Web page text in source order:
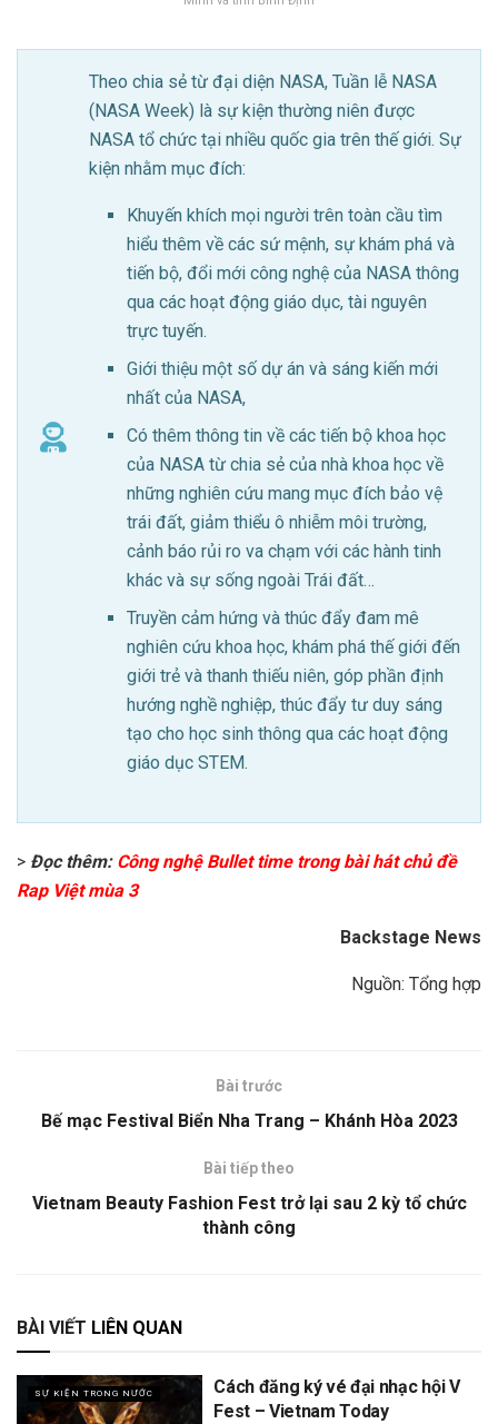
Theo chia sẻ từ đại diện NASA, Tuần lễ NASA
(NASA Week) là sự kiện thường niên được
NASA tổ chức tại nhiều quốc gia trên thế giới. Sự
kiện nhằm mục đích:
Khuyến khích mọi người trên toàn cầu tìm
hiểu thêm về các sứ mệnh, sự khám phá và
tiến bộ, đổi mới công nghệ của NASA thông
qua các hoạt động giáo dục, tài nguyên
trực tuyến.
Giới thiệu một số dự án và sáng kiến mới
nhất của NASA,
Có thêm thông tin về các tiến bộ khoa học
của NASA từ chia sẻ của nhà khoa học về
những nghiên cứu mang mục đích bảo vệ
trái đất, giảm thiểu ô nhiễm môi trường,
cảnh báo rủi ro va chạm với các hành tinh
khác và sự sống ngoài Trái đất…
Truyền cảm hứng và thúc đẩy đam mê
nghiên cứu khoa học, khám phá thế giới đến
giới trẻ và thanh thiếu niên, góp phần định
hướng nghề nghiệp, thúc đẩy tư duy sáng
tạo cho học sinh thông qua các hoạt động
giáo dục STEM.
> Đọc thêm: Công nghệ Bullet time trong bài hát chủ đề
Rap Việt mùa 3
Backstage News
Nguồn: Tổng hợp
Bài trước
Bế mạc Festival Biển Nha Trang – Khánh Hòa 2023
Bài tiếp theo
Vietnam Beauty Fashion Fest trở lại sau 2 kỳ tổ chức
thành công
BÀI VIẾT LIÊN QUAN
SỰ KIỆN TRONG NƯỚC
Cách đăng ký vé đại nhạc hội V
Fest – Vietnam Today